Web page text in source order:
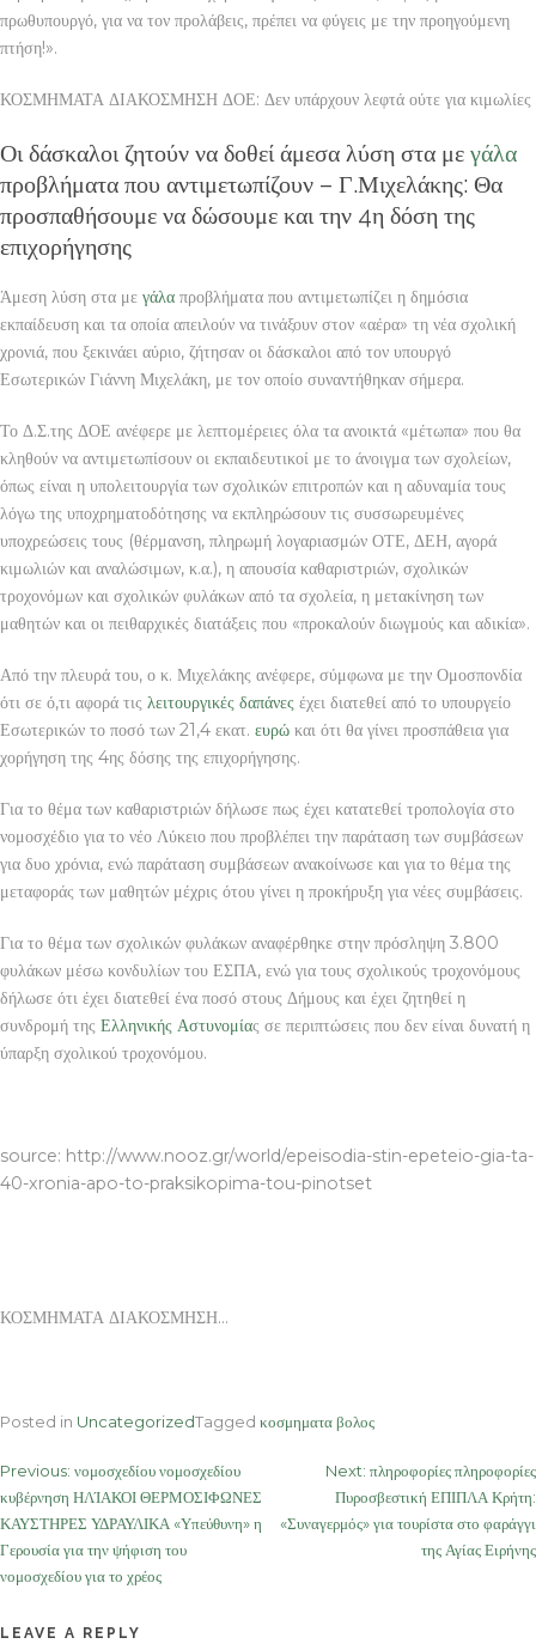
πρωθυπουργό, για να τον προλάβεις, πρέπει να φύγεις με την προηγούμενη
πτήση!».
ΚΟΣΜΗΜΑΤΑ ΔΙΑΚΟΣΜΗΣΗ ΔΟΕ: Δεν υπάρχουν λεφτά ούτε για κιμωλίες
Οι δάσκαλοι ζητούν να δοθεί άμεσα λύση στα με γάλα
προβλήματα που αντιμετωπίζουν – Γ.Μιχελάκης: Θα
προσπαθήσουμε να δώσουμε και την 4η δόση της
επιχορήγησης
Άμεση λύση στα με γάλα προβλήματα που αντιμετωπίζει η δημόσια
εκπαίδευση και τα οποία απειλούν να τινάξουν στον «αέρα» τη νέα σχολική
χρονιά, που ξεκινάει αύριο, ζήτησαν οι δάσκαλοι από τον υπουργό
Εσωτερικών Γιάννη Μιχελάκη, με τον οποίο συναντήθηκαν σήμερα.
Το Δ.Σ.της ΔΟΕ ανέφερε με λεπτομέρειες όλα τα ανοικτά «μέτωπα» που θα
κληθούν να αντιμετωπίσουν οι εκπαιδευτικοί με το άνοιγμα των σχολείων,
όπως είναι η υπολειτουργία των σχολικών επιτροπών και η αδυναμία τους
λόγω της υποχρηματοδότησης να εκπληρώσουν τις συσσωρευμένες
υποχρεώσεις τους (θέρμανση, πληρωμή λογαριασμών ΟΤΕ, ΔΕΗ, αγορά
κιμωλιών και αναλώσιμων, κ.α.), η απουσία καθαριστριών, σχολικών
τροχονόμων και σχολικών φυλάκων από τα σχολεία, η μετακίνηση των
μαθητών και οι πειθαρχικές διατάξεις που «προκαλούν διωγμούς και αδικία».
Από την πλευρά του, ο κ. Μιχελάκης ανέφερε, σύμφωνα με την Ομοσπονδία
ότι σε ό,τι αφορά τις λειτουργικές δαπάνες έχει διατεθεί από το υπουργείο
Εσωτερικών το ποσό των 21,4 εκατ. ευρώ και ότι θα γίνει προσπάθεια για
χορήγηση της 4ης δόσης της επιχορήγησης.
Για το θέμα των καθαριστριών δήλωσε πως έχει κατατεθεί τροπολογία στο
νομοσχέδιο για το νέο Λύκειο που προβλέπει την παράταση των συμβάσεων
για δυο χρόνια, ενώ παράταση συμβάσεων ανακοίνωσε και για το θέμα της
μεταφοράς των μαθητών μέχρις ότου γίνει η προκήρυξη για νέες συμβάσεις.
Για το θέμα των σχολικών φυλάκων αναφέρθηκε στην πρόσληψη 3.800
φυλάκων μέσω κονδυλίων του ΕΣΠΑ, ενώ για τους σχολικούς τροχονόμους
δήλωσε ότι έχει διατεθεί ένα ποσό στους Δήμους και έχει ζητηθεί η
συνδρομή της Ελληνικής Αστυνομίας σε περιπτώσεις που δεν είναι δυνατή η
ύπαρξη σχολικού τροχονόμου.
source: http://www.nooz.gr/world/epeisodia-stin-epeteio-gia-ta-
40-xronia-apo-to-praksikopima-tou-pinotset
ΚΟΣΜΗΜΑΤΑ ΔΙΑΚΟΣΜΗΣΗ…
Posted in UncategorizedTagged κοσμηματα βολος
Post
navigation
Previous: νομοσχεδίου νομοσχεδίου
κυβέρνηση ΗΛΊΑΚΟΙ ΘΕΡΜΟΣΙΦΩΝΕΣ
ΚΑΥΣΤΗΡΕΣ ΥΔΡΑΥΛΙΚΑ «Υπεύθυνη» η
Γερουσία για την ψήφιση του
νομοσχεδίου για το χρέος
Next: πληροφορίες πληροφορίες
Πυροσβεστική ΕΠΙΠΛΑ Κρήτη:
«Συναγερμός» για τουρίστα στο φαράγγι
της Αγίας Ειρήνης
LEAVE A REPLY